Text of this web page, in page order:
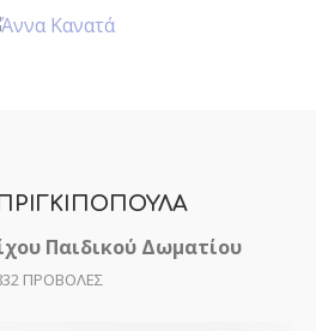
Παιδικού Δωματίου
ΠΡΟΒΟΛΕΣ